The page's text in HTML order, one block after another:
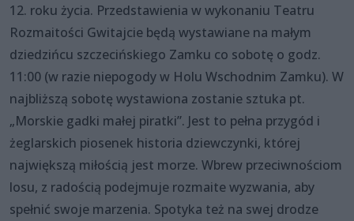
12. roku życia. Przedstawienia w wykonaniu Teatru
Rozmaitości Gwitajcie będą wystawiane na małym
dziedzińcu szczecińskiego Zamku co sobotę o godz.
11:00 (w razie niepogody w Holu Wschodnim Zamku). W
najbliższą sobotę wystawiona zostanie sztuka pt.
„Morskie gadki małej piratki”. Jest to pełna przygód i
żeglarskich piosenek historia dziewczynki, której
największą miłością jest morze. Wbrew przeciwnościom
losu, z radością podejmuje rozmaite wyzwania, aby
spełnić swoje marzenia. Spotyka też na swej drodze